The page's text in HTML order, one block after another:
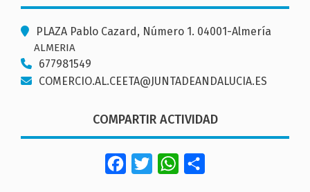
PLAZA Pablo Cazard, Número 1. 04001-Almería
ALMERIA
677981549
COMERCIO.AL.CEETA@JUNTADEANDALUCIA.ES
COMPARTIR ACTIVIDAD
FacebookTwitterWhatsApp